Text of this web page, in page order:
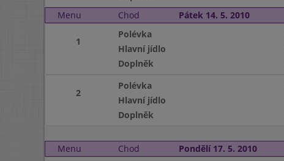
Menu
Chod Pátek 14. 5. 2010
1
Polévka
Hlavní jídlo
Doplněk
2
Polévka
Hlavní jídlo
Doplněk
Menu
Chod Pondělí 17. 5. 2010